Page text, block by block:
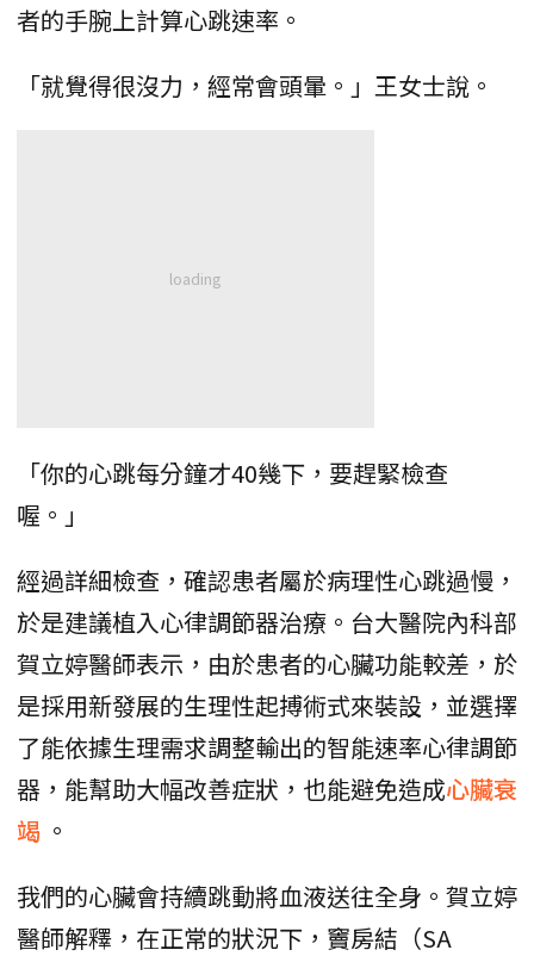
者的手腕上計算心跳速率。
「就覺得很沒力，經常會頭暈。」王女士說。
「你的心跳每分鐘才40幾下，要趕緊檢查
喔。」
經過詳細檢查，確認患者屬於病理性心跳過慢，
於是建議植入心律調節器治療。台大醫院內科部
賀立婷醫師表示，由於患者的心臟功能較差，於
是採用新發展的生理性起搏術式來裝設，並選擇
了能依據生理需求調整輸出的智能速率心律調節
器，能幫助大幅改善症狀，也能避免造成心臟衰
竭 。
我們的心臟會持續跳動將血液送往全身。賀立婷
醫師解釋，在正常的狀況下，竇房結（SA